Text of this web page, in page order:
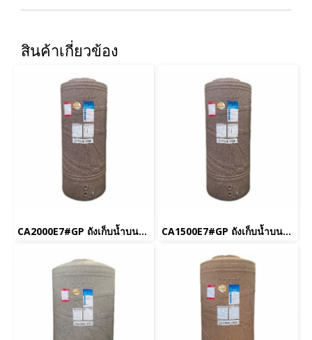
สินค้าเกี่ยวข้อง
CA2000E7#GP ถังเก็บน้ำบนดิน 2,000 L รุ่น Breeze สีม่วงประกาย CA1500E7#GP ถังเก็บน้ำบนดิน 1,500 L รุ่น Breeze สีม่วงประกาย